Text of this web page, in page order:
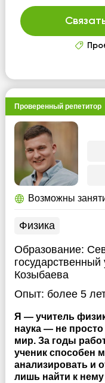
Проверенный репетитор
Возможны
Физика
Образование:
Козыбаева
Опыт: более 5
Я — учитель
наука — не
мир. За годы
ученик способен
анализировать и
лишь найти к